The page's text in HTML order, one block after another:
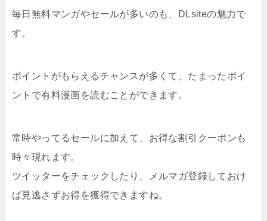
毎日無料マンガやセールが多いのも、DLsiteの魅力で
す。
ポイントがもらえるチャンスが多くて、たまったポイ
ントで有料漫画を読むことができます。
常時やってるセールに加えて、お得な割引クーポンも
時々現れます。
ツイッターをチェックしたり、メルマガ登録しておけ
ば見逃さずお得を獲得できますね。